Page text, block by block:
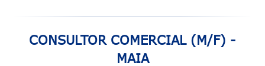
CONSULTOR COMERCIAL (M/F) -
MAIA